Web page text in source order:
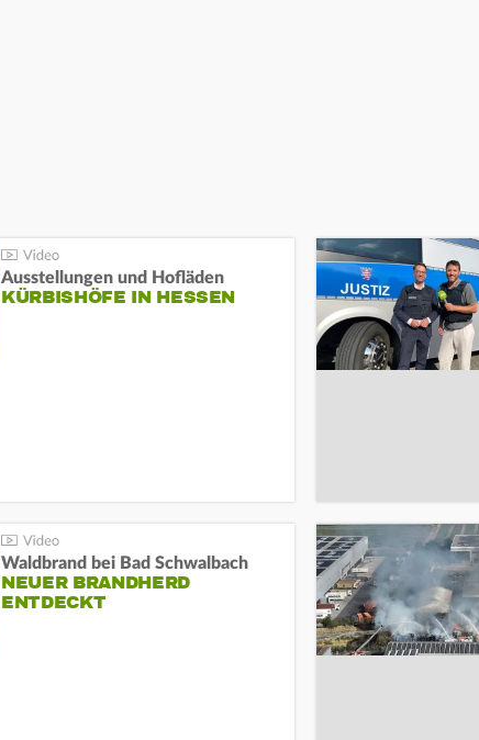
Ausstellungen und Hofläden
KÜRBISHÖFE IN HESSEN
Waldbrand bei Bad Schwalbach
NEUER BRANDHERD
ENTDECKT